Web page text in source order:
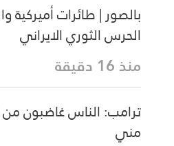
بالصور | طائرات أميركية
الحرس الثوري الايراني
منذ 16 دقيقة
ترامب: الناس غاضبون
مني